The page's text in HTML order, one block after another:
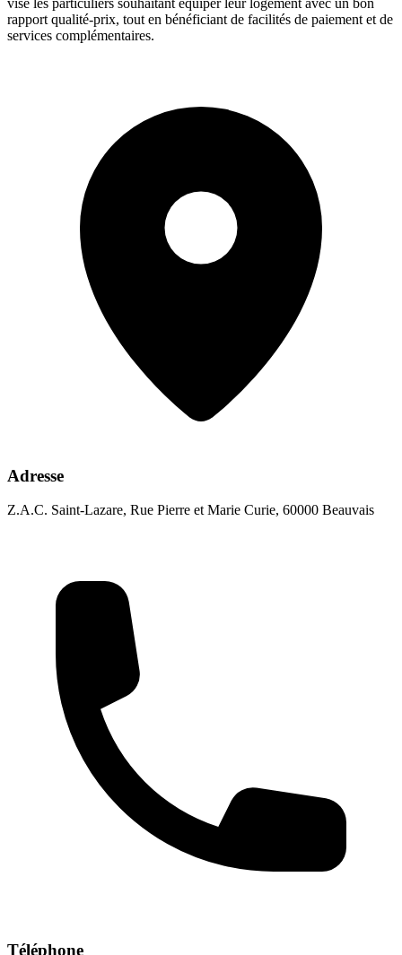
rapport qualité-prix, tout en bénéficiant de facilités de paiement et de
services complémentaires.
Adresse
Z.A.C. Saint-Lazare, Rue Pierre et Marie Curie, 60000 Beauvais
Téléphone